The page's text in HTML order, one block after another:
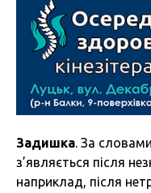
Задишка. За
з’являється після
наприклад, після